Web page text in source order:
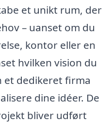
et unikt rum, der
– uanset om du
kontor eller en
hvilken vision du
et dedikeret firma
dine idéer. De
bliver udført